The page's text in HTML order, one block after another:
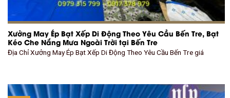
Xưởng May Ép Bạt Xếp Di Động Theo Yêu Cầu Bến Tre, Bạt
Kéo Che Nắng Mưa Ngoài Trời tại Bến Tre
Địa Chỉ Xưởng May Ép Bạt Xếp Di Động Theo Yêu Cầu Bến Tre giá